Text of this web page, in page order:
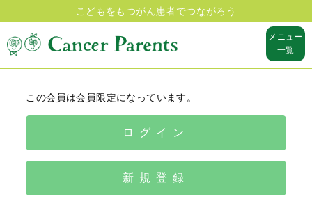
こどもをもつがん患者でつながろう
メニュー
一覧
この会員は会員限定になっています。
ログイン
新規登録